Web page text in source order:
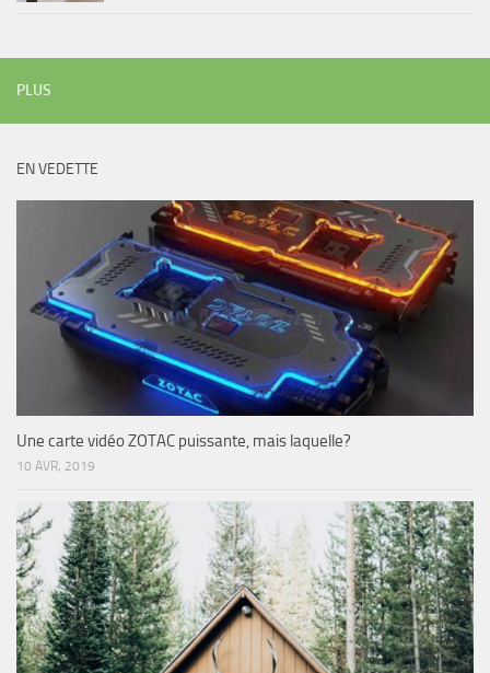
PLUS
EN VEDETTE
Une carte vidéo ZOTAC puissante, mais laquelle?
10 AVR, 2019